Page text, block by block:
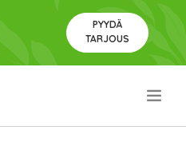
PYYDÄ
TARJOUS